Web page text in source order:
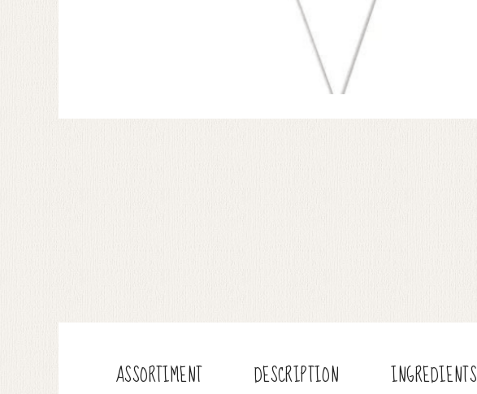
ASSORTIMENT DESCRIPTION INGREDIENTS